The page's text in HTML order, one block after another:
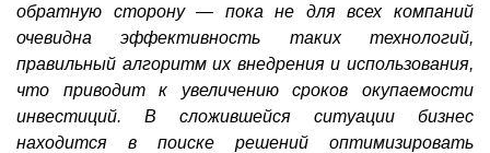
обратную сторону — пока не для всех компаний
очевидна эффективность таких технологий,
правильный алгоритм их внедрения и использования,
что приводит к увеличению сроков окупаемости
инвестиций. В сложившейся ситуации бизнес
находится в поиске решений оптимизировать